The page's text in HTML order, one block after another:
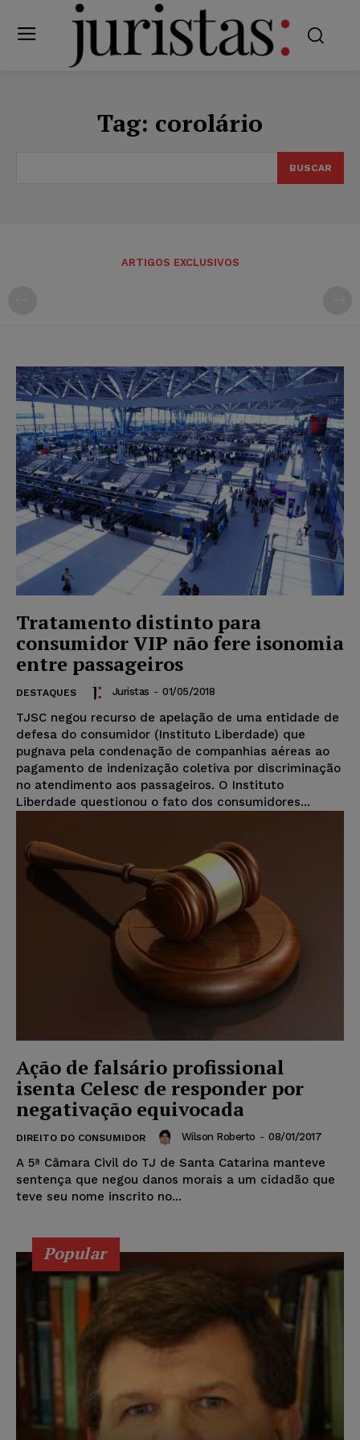
Tag: corolário
BUSCAR
ARTIGOS EXCLUSIVOS
Tratamento distinto para
consumidor VIP não fere isonomia
entre passageiros
DESTAQUES Juristas - 01/05/2018
TJSC negou recurso de apelação de uma entidade de
defesa do consumidor (Instituto Liberdade) que
pugnava pela condenação de companhias aéreas ao
pagamento de indenização coletiva por discriminação
no atendimento aos passageiros. O Instituto
Liberdade questionou o fato dos consumidores...
Ação de falsário profissional
isenta Celesc de responder por
negativação equivocada
DIREITO DO CONSUMIDOR Wilson Roberto - 08/01/2017
A 5ª Câmara Civil do TJ de Santa Catarina manteve
sentença que negou danos morais a um cidadão que
teve seu nome inscrito no...
Popular